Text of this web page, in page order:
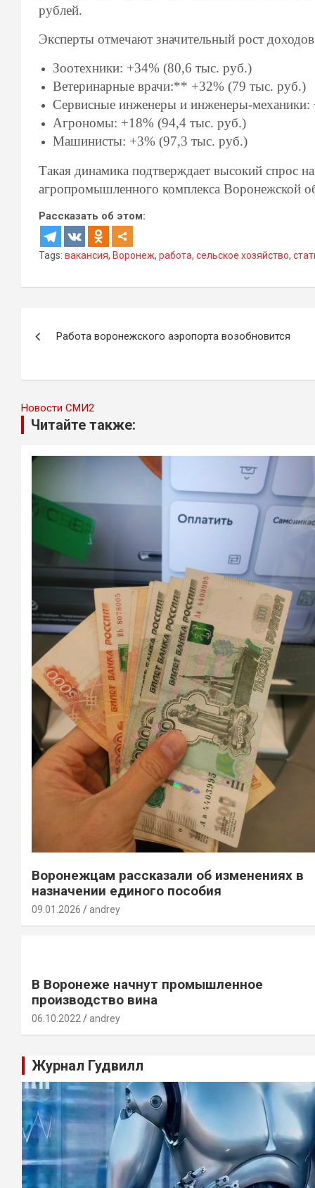
рублей.
Эксперты отмечают значительный рост
Зоотехники: +34% (80,6 тыс. руб.)
Ветеринарные врачи:** +32% (79 тыс. руб.)
Сервисные инженеры и инженеры-
Агрономы: +18% (94,4 тыс. руб.)
Машинисты: +3% (97,3 тыс. руб.)
Такая динамика подтверждает высокий спрос
агропромышленного комплекса Воронежской
Рассказать об этом:
Tags: вакансия, Воронеж, работа, сельское хозяйство,
записям
Работа воронежского аэропорта возобновится
Новости СМИ2
Читайте также:
Воронежцам рассказали об изменениях в
назначении единого пособия
09.01.2026 andrey
В Воронеже начнут промышленное
производство вина
06.10.2022 andrey
Журнал Гудвилл